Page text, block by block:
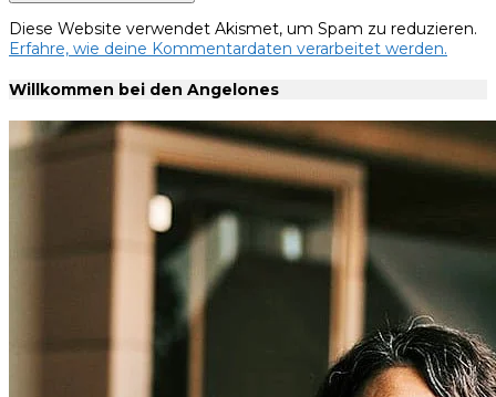
Diese Website verwendet Akismet, um Spam zu reduzieren.
Erfahre, wie deine Kommentardaten verarbeitet werden.
Willkommen bei den Angelones